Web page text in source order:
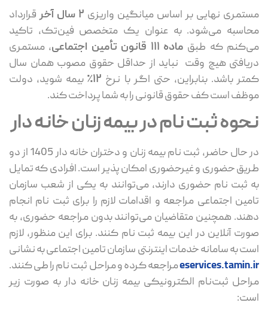
مستمری نهایی بر اساس میانگین واریزی ۲ سال آخرقرارداد
محاسبه می‌شود. به عنوان یک متخصص فین‌تک، تاکید
می‌کنم که طبق ماده ۱۱۱ قانون تأمین اجتماعی، مستمری
دریافتی هیچ وقت نباید از حداقل حقوق مصوب همان سال
کمتر باشد. بنابراین، حتی اگر با نرخ ۱۲٪ بیمه شوید، دولت
موظف است کف حقوق قانونی را به شما پرداخت کند.
نحوه ثبت نام در بیمه زنان خانه دار
در حال حاضر، ثبت‌ نام بیمه زنان و دختران خانه دار 1405 از دو
طریق حضوری و غیرحضوری امکان ‌پذیر است. افرادی که تمایل
به ثبت‌ نام حضوری دارند، می‌توانند به یکی از شعب سازمان
تامین اجتماعی مراجعه و اقدامات لازم را برای ثبت ‌نام انجام
دهند. همچنین متقاضیان می‌توانند بدون مراجعه حضوری، به
صورت آنلاین در این بیمه ثبت‌ نام کنند. برای این منظور، لازم
است به سامانه خدمات اینترنتی سازمان تامین اجتماعی به نشانی
eservices.tamin.irمراجعه کرده و مراحل ثبت‌ نام را طی کنند.
مراحل ثبت‌نام الکترونیکی بیمه زنان خانه دار به صورت زیر
است: